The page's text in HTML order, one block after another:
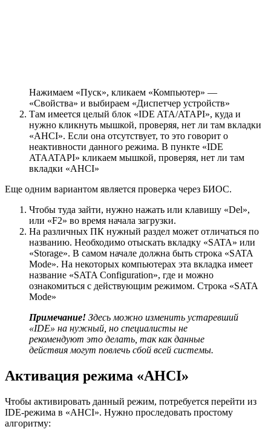
Нажимаем «Пуск», кликаем «Компьютер» —
«Свойства» и выбираем «Диспетчер устройств»
Там имеется целый блок «IDE ATA/ATAPI», куда и
нужно кликнуть мышкой, проверяя, нет ли там вкладки
«AHCI». Если она отсутствует, то это говорит о
неактивности данного режима. В пункте «IDE
ATAATAPI» кликаем мышкой, проверяя, нет ли там
вкладки «AHCI»
Еще одним вариантом является проверка через БИОС.
Чтобы туда зайти, нужно нажать или клавишу «Del»,
или «F2» во время начала загрузки.
На различных ПК нужный раздел может отличаться по
названию. Необходимо отыскать вкладку «SATA» или
«Storage». В самом начале должна быть строка «SATA
Mode». На некоторых компьютерах эта вкладка имеет
название «SATA Configuration», где и можно
ознакомиться с действующим режимом. Строка «SATA
Mode»
Примечание! Здесь можно изменить устаревший
«IDE» на нужный, но специалисты не
рекомендуют это делать, так как данные
действия могут повлечь сбой всей системы.
Активация режима «AHCI»
Чтобы активировать данный режим, потребуется перейти из
IDE-режима в «AHCI». Нужно проследовать простому
алгоритму: